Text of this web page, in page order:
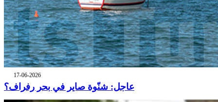
17-06-2026
عاجل: شنّوة صاير في بحر رفراف؟